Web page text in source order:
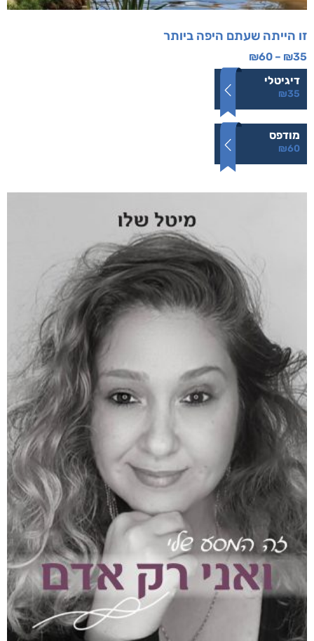
זו הייתה שעתם היפה ביותר
₪35
–
₪60
דיגיטלי
₪35
מודפס
₪60